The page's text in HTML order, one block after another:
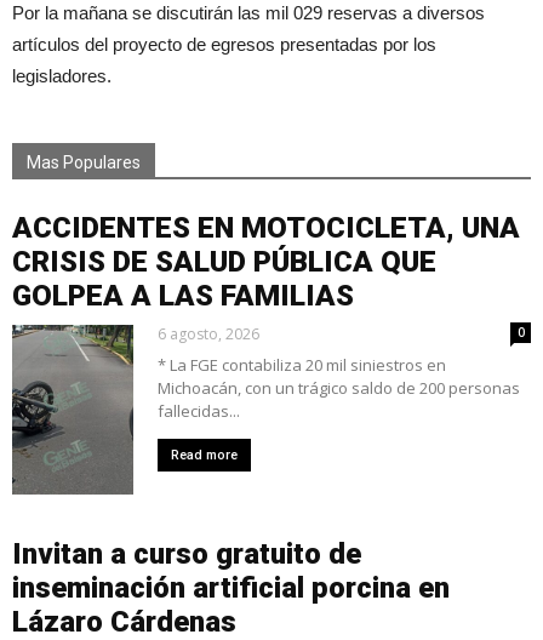
Por la mañana se discutirán las mil 029 reservas a diversos
artículos del proyecto de egresos presentadas por los
legisladores.
Mas Populares
ACCIDENTES EN MOTOCICLETA, UNA
CRISIS DE SALUD PÚBLICA QUE
GOLPEA A LAS FAMILIAS
6 agosto, 2026 0
* La FGE contabiliza 20 mil siniestros en
Michoacán, con un trágico saldo de 200 personas
fallecidas...
Read more
Invitan a curso gratuito de
inseminación artificial porcina en
Lázaro Cárdenas